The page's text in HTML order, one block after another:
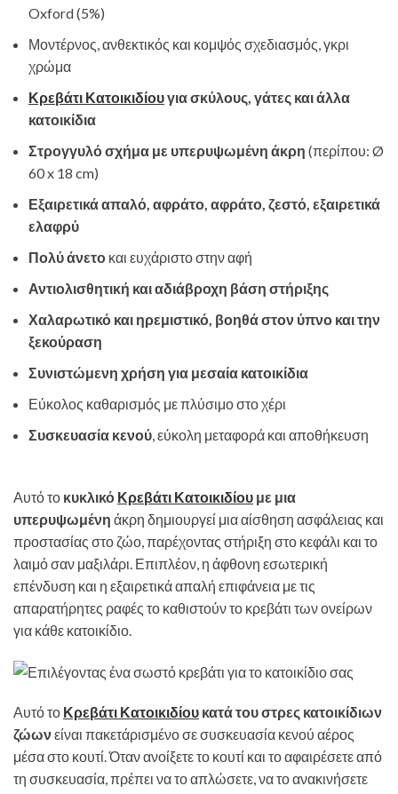
Oxford (5%)
Μοντέρνος, ανθεκτικός και κομψός σχεδιασμός, γκρι
χρώμα
Κρεβάτι Κατοικιδίουγια σκύλους, γάτες και άλλα
κατοικίδια
Στρογγυλό σχήμα με υπερυψωμένη άκρη (περίπου: Ø
60 x 18 cm)
Εξαιρετικά απαλό, αφράτο, αφράτο, ζεστό, εξαιρετικά
ελαφρύ
Πολύ άνετο και ευχάριστο στην αφή
Αντιολισθητική και αδιάβροχη βάση στήριξης
Χαλαρωτικό και ηρεμιστικό, βοηθά στον ύπνο και την
ξεκούραση
Συνιστώμενη χρήση για μεσαία κατοικίδια
Εύκολος καθαρισμός με πλύσιμο στο χέρι
Συσκευασία κενού, εύκολη μεταφορά και αποθήκευση
Αυτό το κυκλικό Κρεβάτι Κατοικιδίου με μια
υπερυψωμένη άκρη δημιουργεί μια αίσθηση ασφάλειας και
προστασίας στο ζώο, παρέχοντας στήριξη στο κεφάλι και το
λαιμό σαν μαξιλάρι. Επιπλέον, η άφθονη εσωτερική
επένδυση και η εξαιρετικά απαλή επιφάνεια με τις
απαρατήρητες ραφές το καθιστούν το κρεβάτι των ονείρων
για κάθε κατοικίδιο.
Αυτό το Κρεβάτι Κατοικιδίου κατά του στρες κατοικίδιων
ζώωνείναι πακετάρισμένο σε συσκευασία κενού αέρος
μέσα στο κουτί. Όταν ανοίξετε το κουτί και το αφαιρέσετε από
τη συσκευασία, πρέπει να το απλώσετε, να το ανακινήσετε